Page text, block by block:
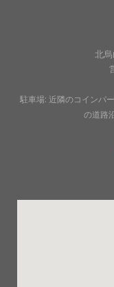
北
駐車場: 近隣のコインパ
の道路